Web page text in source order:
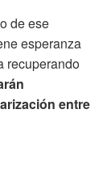
de ese
esperanza
recuperando
entre